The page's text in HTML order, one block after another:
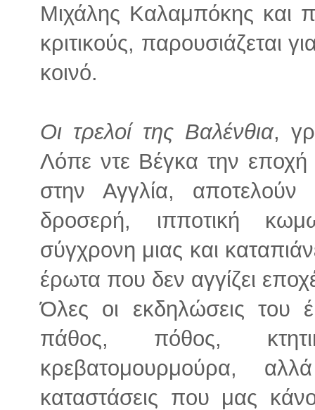
Μιχάλης Καλαμπόκης και
κριτικούς, παρουσιάζεται
κοινό.
Οι τρελοί της Βαλένθια,
Λόπε ντε Βέγκα την
στην Αγγλία, αποτελούν
δροσερή, ιπποτική
σύγχρονη μιας και
έρωτα που δεν αγγίζει
Όλες οι εκδηλώσεις του
πάθος, πόθος,
κρεβατομουρμούρα,
καταστάσεις που μας